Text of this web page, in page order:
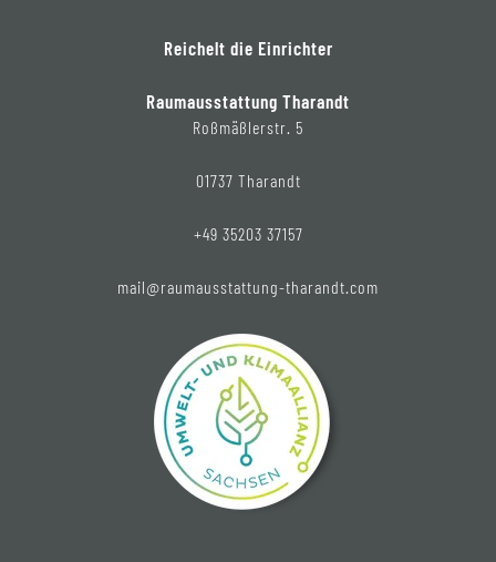
Reichelt die Einrichter
Raumausstattung Tharandt
Roßmäßlerstr. 5
01737 Tharandt
+49 35203 37157
mail@raumausstattung-tharandt.com